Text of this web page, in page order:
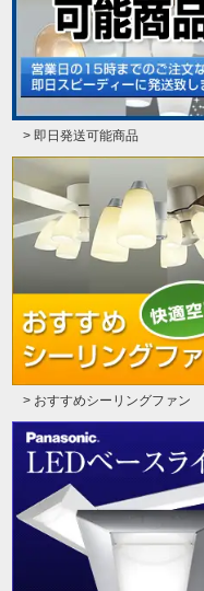
> 即日発送可能商品
> おすすめシーリングファン